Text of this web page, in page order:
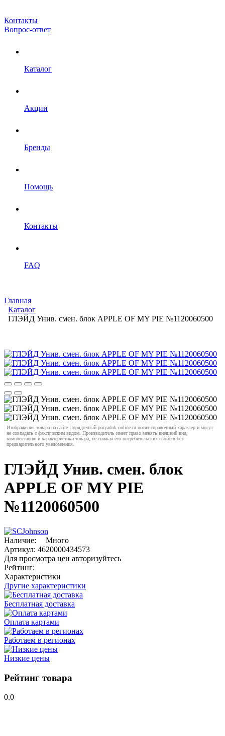
Контакты
Вопрос-ответ
Каталог
Акции
Бренды
Помощь
Контакты
FAQ
Главная
Каталог
ГЛЭЙД Унив. смен. блок APPLE OF MY PIE №1120060500
Изображения товара на сайте Порядочный poryadok-online.ru носят справочный характер и могут
не совпадать с фактическим видом. Производитель имеет право менять внешний вид,
комплектацию и характеристики товара, не снижая его потребительских свойств без
предварительного уведомления.
ГЛЭЙД Унив. смен. блок
APPLE OF MY PIE
№1120060500
Наличие:
Много
Артикул: 4620000434573
Для просмотра цен авторизуйтесь
Рейтинг:
Характеристики
Другие характеристики
Бесплатная доставка
Оплата картами
Работаем в регионах
Низкие цены
Рейтинг товара
0.0